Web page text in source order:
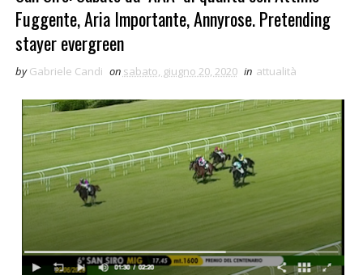
Fuggente, Aria Importante, Annyrose. Pretending
stayer evergreen
by Gabriele Candi on sabato, giugno 20, 2020 in attualità